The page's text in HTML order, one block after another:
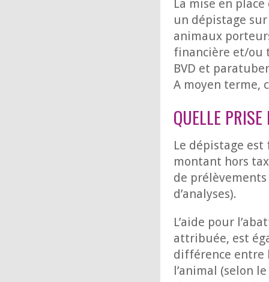
La mise en
un dépistage
animaux
financière et/ou
BVD et
A moyen terme,
QUELLE
Le dépistage est
montant hors
de
d’analyses).
L’aide pour
attribuée, est
différence
l’animal (selon